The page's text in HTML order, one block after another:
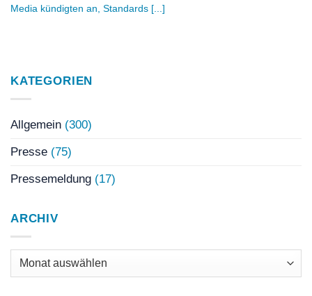
Media kündigten an, Standards [...]
KATEGORIEN
Allgemein (300)
Presse (75)
Pressemeldung (17)
ARCHIV
Archiv